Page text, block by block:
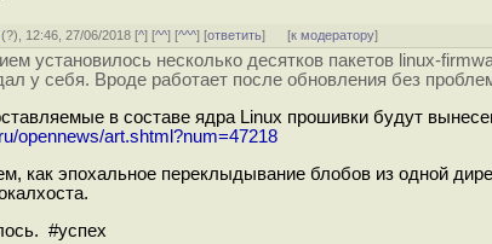
(?), 12:46, 27/06/2018 [^] [^^] [^^^] [ответить] [к модератору]
установилось несколько десятков пакетов linux-
у себя. Вроде работает после обновления без
в составе ядра Linux прошивки будут
opennews/art.shtml?num=47218
как эпохальное переклыдывание блобов из одной
#успех